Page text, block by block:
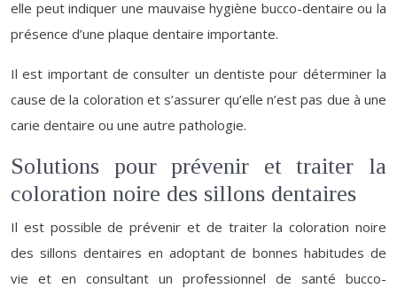
elle peut indiquer une mauvaise hygiène bucco-dentaire ou la
présence d’une plaque dentaire importante.
Il est important de consulter un dentiste pour déterminer la
cause de la coloration et s’assurer qu’elle n’est pas due à une
carie dentaire ou une autre pathologie.
Solutions pour prévenir et traiter la
coloration noire des sillons dentaires
Il est possible de prévenir et de traiter la coloration noire
des sillons dentaires en adoptant de bonnes habitudes de
vie et en consultant un professionnel de santé bucco-